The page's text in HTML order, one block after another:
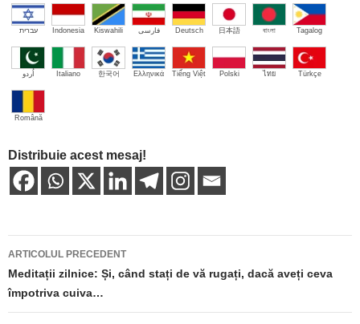
עברית Indonesia Kiswahili فارسی Deutsch 日本語 বাংলা Tagalog
اُردو Italiano 한국어 Ελληνικά Tiếng Việt Polski ไทย Türkçe
Română
Distribuie acest mesaj!
Navigare
în
articole
ARTICOLUL PRECEDENT
Meditații zilnice: Și, când stați de vă rugați, dacă aveți ceva
împotriva cuiva…